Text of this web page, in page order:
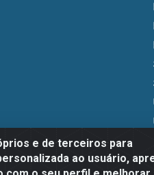
e de terceiros para
ao usuário,